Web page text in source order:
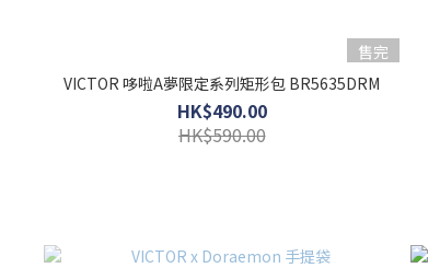
售完
VICTOR 哆啦A夢限定系列矩形包 BR5635DRM
HK$490.00
HK$590.00